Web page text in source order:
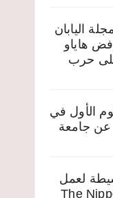
اليابان
هاياو
على حرب
الأول في
عن جامعة
لعمل